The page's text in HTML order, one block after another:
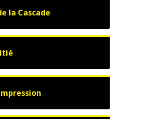
la Cascade